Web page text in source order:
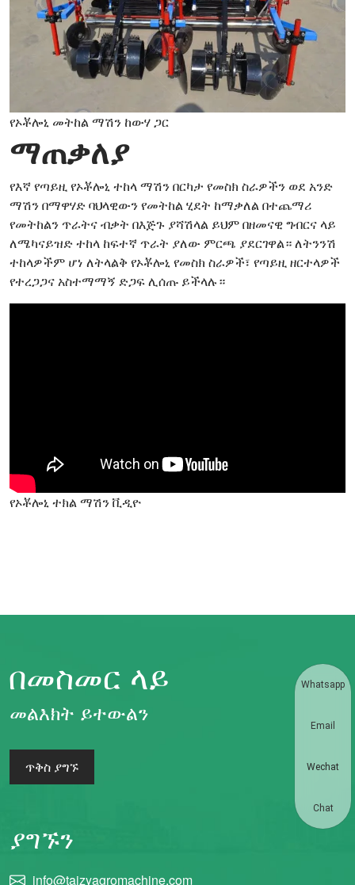
የኦቾሎኒ መትከል ማሽን ከውሃ ጋር
ማጠቃለያ
የእኛ የጣይዚ የኦቾሎኒ ተከላ ማሽን በርካታ የመስክ ስራዎችን ወደ አንድ
ማሽን በማዋሃድ ባህላዊውን የመትከል ሂደት ከማቃለል በተጨማሪ
የመትከልን ጥራትና ብቃት በእጅጉ ያሻሽላል ይህም በዘመናዊ ግብርና ላይ
ለሜካናይዝድ ተከላ ከፍተኛ ጥራት ያለው ምርጫ ያደርገዋል። ለትንንሽ
ተከላዎችም ሆነ ለትላልቅ የኦቾሎኒ የመስክ ስራዎች፣ የጣይዚ ዘርተላዎች
የተረጋጋና አስተማማኝ ድጋፍ ሊሰጡ ይችላሉ።
የኦቾሎኒ ተክል ማሽን ቪዲዮ
በመስመር ላይ
መልእክት ይተውልን
ጥቅስ ያግኙ
ያግኙን
info@taizyagromachine.com
Whatsapp
Email
Wechat
Chat